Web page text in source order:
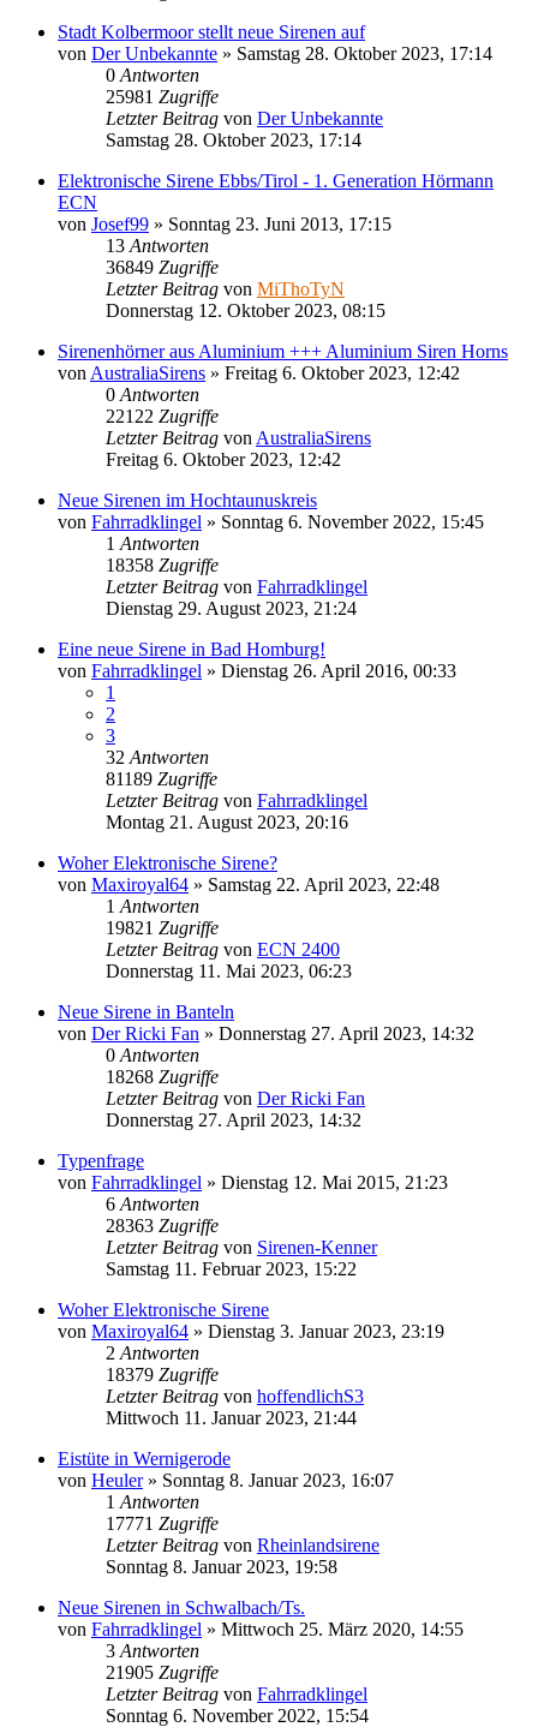
Stadt Kolbermoor stellt neue Sirenen auf
von Der Unbekannte » Samstag 28. Oktober 2023, 17:14
0 Antworten
25981 Zugriffe
Letzter Beitrag von Der Unbekannte
Samstag 28. Oktober 2023, 17:14
Elektronische Sirene Ebbs/Tirol - 1. Generation Hörmann
ECN
von Josef99 » Sonntag 23. Juni 2013, 17:15
13 Antworten
36849 Zugriffe
Letzter Beitrag von MiThoTyN
Donnerstag 12. Oktober 2023, 08:15
Sirenenhörner aus Aluminium +++ Aluminium Siren Horns
von AustraliaSirens » Freitag 6. Oktober 2023, 12:42
0 Antworten
22122 Zugriffe
Letzter Beitrag von AustraliaSirens
Freitag 6. Oktober 2023, 12:42
Neue Sirenen im Hochtaunuskreis
von Fahrradklingel » Sonntag 6. November 2022, 15:45
1 Antworten
18358 Zugriffe
Letzter Beitrag von Fahrradklingel
Dienstag 29. August 2023, 21:24
Eine neue Sirene in Bad Homburg!
von Fahrradklingel » Dienstag 26. April 2016, 00:33
1
2
3
32 Antworten
81189 Zugriffe
Letzter Beitrag von Fahrradklingel
Montag 21. August 2023, 20:16
Woher Elektronische Sirene?
von Maxiroyal64 » Samstag 22. April 2023, 22:48
1 Antworten
19821 Zugriffe
Letzter Beitrag von ECN 2400
Donnerstag 11. Mai 2023, 06:23
Neue Sirene in Banteln
von Der Ricki Fan » Donnerstag 27. April 2023, 14:32
0 Antworten
18268 Zugriffe
Letzter Beitrag von Der Ricki Fan
Donnerstag 27. April 2023, 14:32
Typenfrage
von Fahrradklingel » Dienstag 12. Mai 2015, 21:23
6 Antworten
28363 Zugriffe
Letzter Beitrag von Sirenen-Kenner
Samstag 11. Februar 2023, 15:22
Woher Elektronische Sirene
von Maxiroyal64 » Dienstag 3. Januar 2023, 23:19
2 Antworten
18379 Zugriffe
Letzter Beitrag von hoffendlichS3
Mittwoch 11. Januar 2023, 21:44
Eistüte in Wernigerode
von Heuler» Sonntag 8. Januar 2023, 16:07
1 Antworten
17771 Zugriffe
Letzter Beitrag von Rheinlandsirene
Sonntag 8. Januar 2023, 19:58
Neue Sirenen in Schwalbach/Ts.
von Fahrradklingel » Mittwoch 25. März 2020, 14:55
3 Antworten
21905 Zugriffe
Letzter Beitrag von Fahrradklingel
Sonntag 6. November 2022, 15:54